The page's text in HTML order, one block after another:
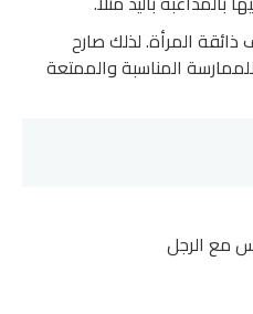
ذائقة المرأة. لذلك صارح
المناسبة والممتعة
مع الرجل